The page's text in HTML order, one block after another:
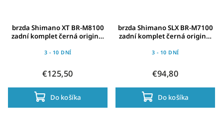
brzda Shimano XT BR-M8100
zadní komplet černá original
3 - 10 DNÍ
€125,50
Do košíka
brzda Shimano SLX BR-M7100
zadní komplet černá original
3 - 10 DNÍ
€94,80
Do košíka